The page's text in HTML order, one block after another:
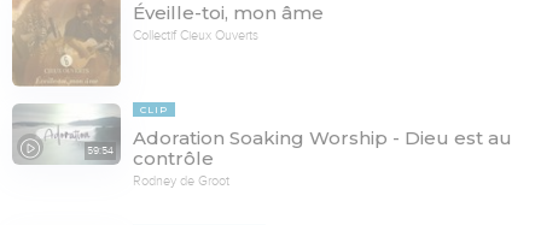
Éveille-toi, mon âme
Collectif Cieux Ouverts
59:54
CLIP
Adoration Soaking Worship - Dieu est au
contrôle
Rodney de Groot